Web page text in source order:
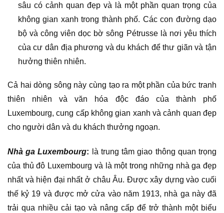
sâu có cảnh quan đẹp và là một phần quan trọng của
không gian xanh trong thành phố. Các con đường dạo
bộ và công viên dọc bờ sông Pétrusse là nơi yêu thích
của cư dân địa phương và du khách để thư giãn và tận
hưởng thiên nhiên.
Cả hai dòng sông này cùng tạo ra một phần của bức tranh
thiên nhiên và văn hóa độc đáo của thành phố
Luxembourg, cung cấp không gian xanh và cảnh quan đẹp
cho người dân và du khách thưởng ngoạn.
Nhà ga Luxembourg:
là trung tâm giao thông quan trọng
của thủ đô Luxembourg và là một trong những nhà ga đẹp
nhất và hiện đại nhất ở châu Âu. Được xây dựng vào cuối
thế kỷ 19 và được mở cửa vào năm 1913, nhà ga này đã
trải qua nhiều cải tạo và nâng cấp để trở thành một biểu